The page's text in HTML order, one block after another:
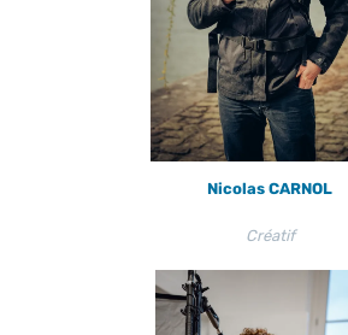
Nicolas CARNOL
Créatif